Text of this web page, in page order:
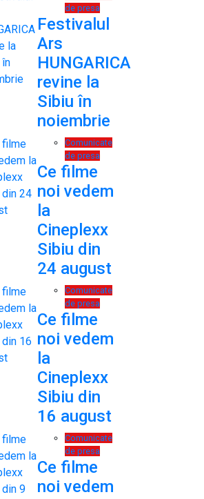
de presa
Festivalul
Ars
HUNGARICA
revine la
Sibiu în
noiembrie
Comunicate
de presa
Ce filme
noi vedem
la
Cineplexx
Sibiu din
24 august
Comunicate
de presa
Ce filme
noi vedem
la
Cineplexx
Sibiu din
16 august
Comunicate
de presa
Ce filme
noi vedem